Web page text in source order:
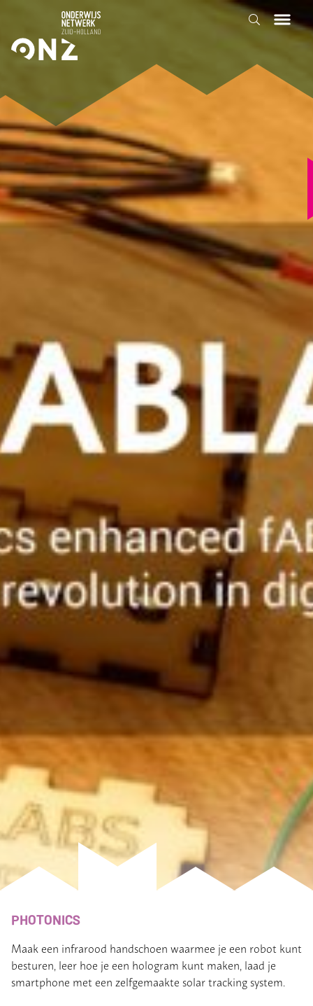
PHOTONICS
Maak een infrarood handschoen waarmee je een robot kunt
besturen, leer hoe je een hologram kunt maken, laad je
smartphone met een zelfgemaakte solar tracking system.